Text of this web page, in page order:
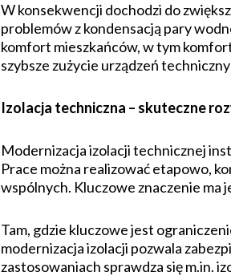
W konsekwencji dochodzi do
problemów z kondensacją pary
komfort mieszkańców, w tym
szybsze zużycie urządzeń
Izolacja techniczna – skuteczne
Modernizacja izolacji technicznej
Prace można realizować etapowo,
wspólnych. Kluczowe znaczenie ma
Tam, gdzie kluczowe jest
modernizacja izolacji pozwala
zastosowaniach sprawdza się m.in.